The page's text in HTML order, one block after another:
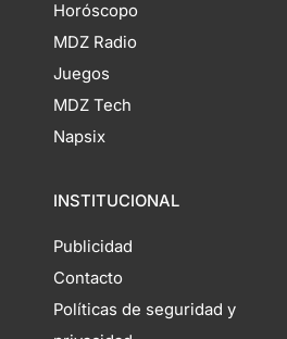
Horóscopo
MDZ Radio
Juegos
MDZ Tech
Napsix
INSTITUCIONAL
Publicidad
Contacto
Políticas de seguridad y